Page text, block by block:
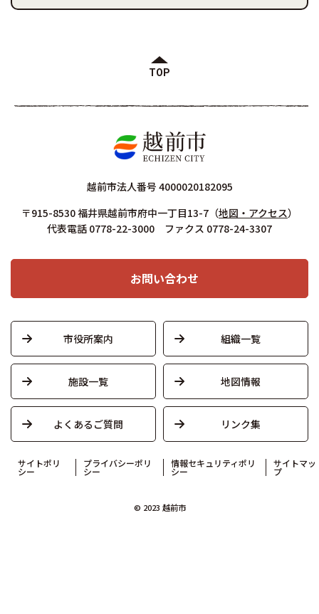
TOP
越前市法人番号 4000020182095
〒915-8530 福井県越前市府中一丁目13-7 （地図・アクセス）
代表電話 0778-22-3000 ファクス 0778-24-3307
お問い合わせ
市役所案内 組織一覧
施設一覧 地図情報
よくあるご質問 リンク集
サイトポリ
シー
プライバシーポリ
シー
情報セキュリティポリ
シー
サイトマッ
プ
© 2023 越前市